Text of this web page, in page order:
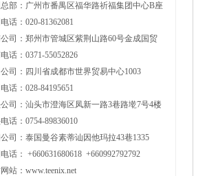
部：广州市番禺区福华路祈福集团中心B座
话：020-81362081
司：郑州市管城区紫荆山路60号金成国贸
话：0371-55052826
司： 四川省成都市世界贸易中心1003
话： 028-84195651
司：汕头市澄海区凤新一路3巷路墘7号4楼
话：0754-89836010
司：泰国曼谷素蒂讪因他玛拉43巷1335
话： +660631680618 +660992792792
站：www.teenix.net